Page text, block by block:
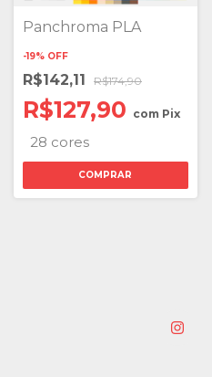
Panchroma PLA
-19% OFF
R$142,11 R$174,90
R$127,90 com Pix
28 cores
COMPRAR